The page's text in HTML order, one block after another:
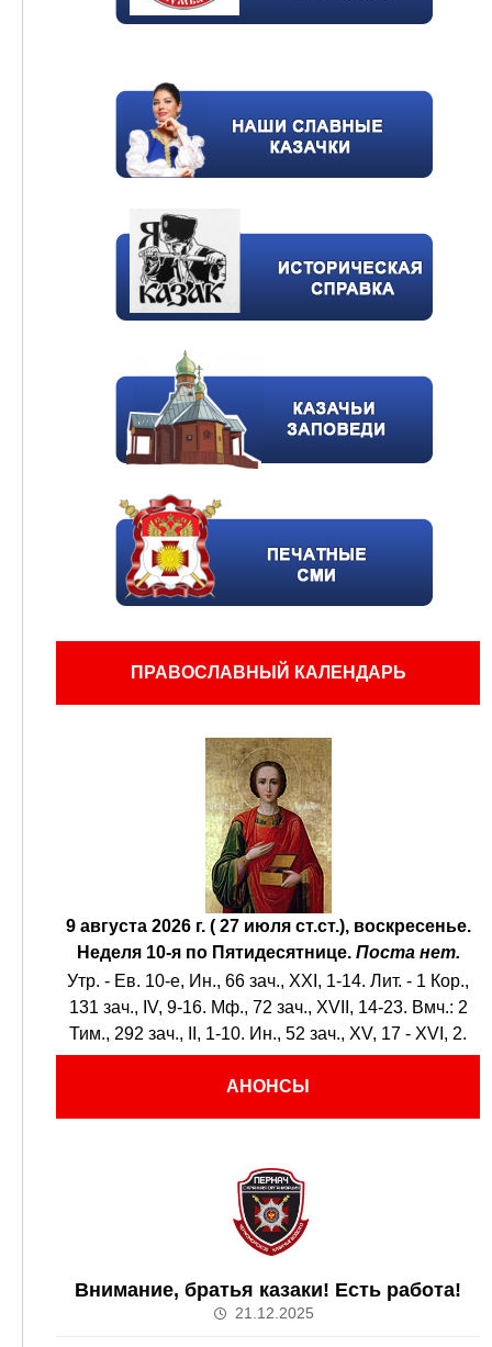
ПРАВОСЛАВНЫЙ КАЛЕНДАРЬ
9 августа 2026 г. ( 27 июля ст.ст.), воскресенье.
Неделя 10-я по Пятидесятнице. Поста нет.
Утр. - Ев. 10-е, Ин., 66 зач., XXI, 1-14. Лит. - 1 Кор.,
131 зач., IV, 9-16. Мф., 72 зач., XVII, 14-23. Вмч.: 2
Тим., 292 зач., II, 1-10. Ин., 52 зач., XV, 17 - XVI, 2.
АНОНСЫ
Внимание, братья казаки! Есть работа!
21.12.2025